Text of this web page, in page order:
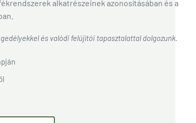
alkatrészeinek azonosításában és a
és valódi felújítói tapasztalattal dolgozunk.